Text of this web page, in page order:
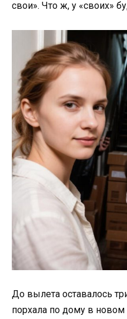
свои». Что ж, у «своих»
До вылета оставалось
порхала по дому в